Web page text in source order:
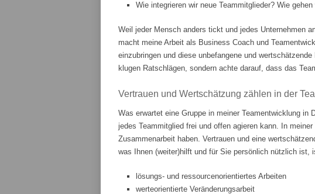
Wie integrieren wir neue Teammitglieder? Wie
Weil jeder Mensch anders tickt und jedes Unternehmen
macht meine Arbeit als Business Coach und
einzubringen und diese unbefangene und
klugen Ratschlägen, sondern achte darauf, dass das
Vertrauen und Wertschätzung zählen in der
Was erwartet eine Gruppe in meiner Teamentwicklung in
jedes Teammitglied frei und offen agieren kann. In
Zusammenarbeit haben. Vertrauen und eine
was Ihnen (weiter)hilft und für Sie persönlich nützlich
lösungs- und ressourcenorientiertes Arbeiten
werteorientierte Veränderungsarbeit